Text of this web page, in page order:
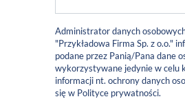
Administrator danych
"Przykładowa Firma Sp. z o.o."
podane przez Panią/Pana dane
wykorzystywane jedynie w celu
informacji nt. ochrony danych
się w Polityce prywatności.